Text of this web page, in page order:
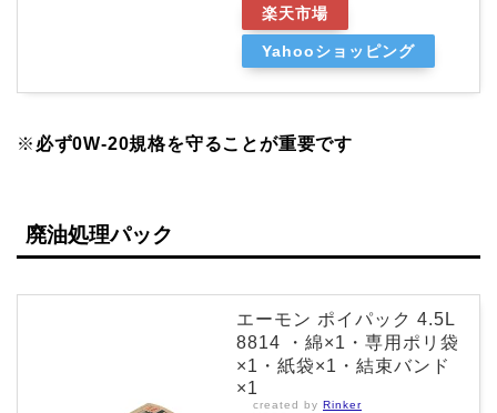
楽天市場
Yahooショッピング
※ 必ず0W-20規格を守ることが重要です
廃油処理パック
エーモン ポイパック 4.5L
8814 ・綿×1・専用ポリ袋
×1・紙袋×1・結束バンド
×1
created by Rinker